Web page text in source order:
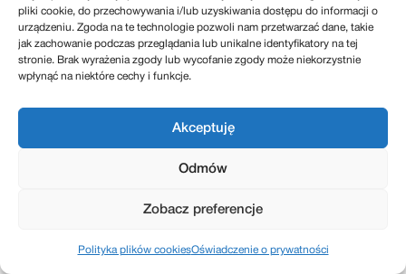
pliki cookie, do przechowywania i/lub uzyskiwania dostępu do informacji o
urządzeniu. Zgoda na te technologie pozwoli nam przetwarzać dane, takie
jak zachowanie podczas przeglądania lub unikalne identyfikatory na tej
stronie. Brak wyrażenia zgody lub wycofanie zgody może niekorzystnie
wpłynąć na niektóre cechy i funkcje.
Akceptuję
Odmów
Zobacz preferencje
Polityka plików cookiesOświadczenie o prywatności
kontakt@sukcesje.pl
REGULAMIN SKLEPU
POLITYKA PRYWATNOŚCI
ZWROTY I REKLAMACJE
POLITYKA PLIKÓW COOKIES (EU)